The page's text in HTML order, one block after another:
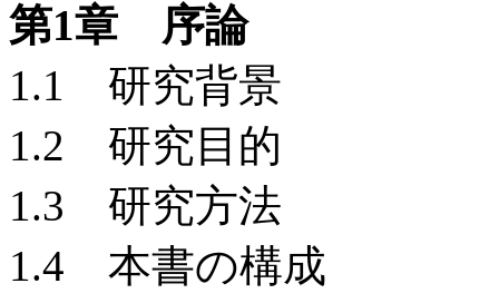
第1章 序論
1.1 研究背景
1.2 研究目的
1.3 研究方法
1.4 本書の構成